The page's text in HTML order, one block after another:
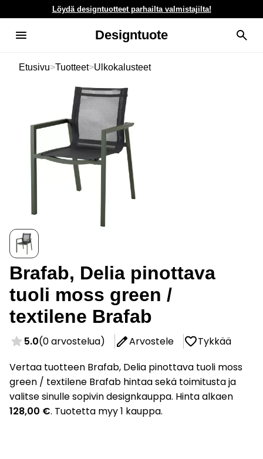
Löydä designtuotteet parhailta valmistajilta!
Designtuote
Etusivu>Tuotteet>Ulkokalusteet
Brafab, Delia pinottava
tuoli moss green /
textilene Brafab
5.0(0 arvostelua) Arvostele
Tykkää
Vertaa tuotteen Brafab, Delia pinottava tuoli moss
green / textilene Brafab hintaa sekä toimitusta ja
valitse sinulle sopivin designkauppa. Hinta alkaen
128,00 €. Tuotetta myy 1 kauppa.